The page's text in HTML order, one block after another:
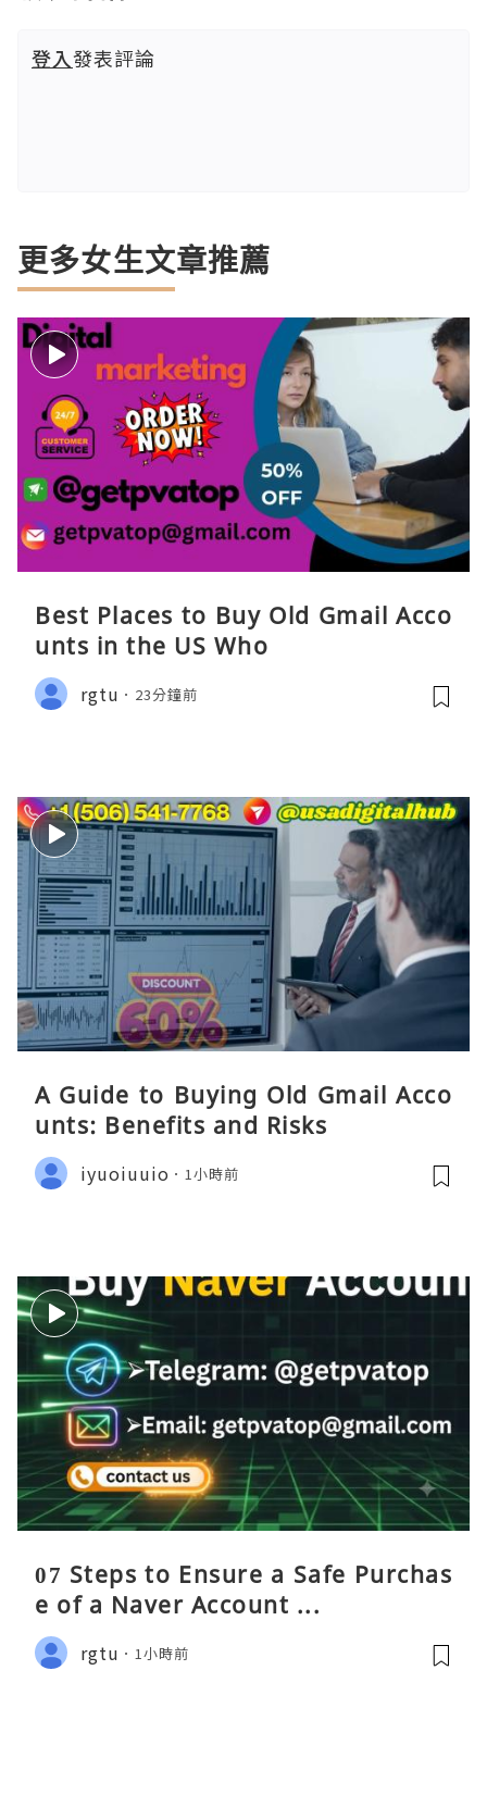
登入發表評論
更多女生文章推薦
Best Places to Buy Old Gmail Acco
unts in the US Who
rgtu 23分鐘前
A Guide to Buying Old Gmail Acco
unts: Benefits and Risks
iyuoiuuio 1小時前
07 Steps to Ensure a Safe Purchas
e of a Naver Account ...
rgtu 1小時前